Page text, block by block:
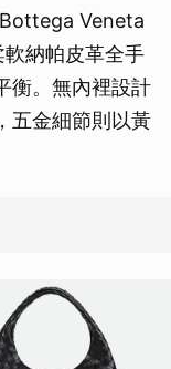
Veneta
納帕皮革全手
衡。無內裡設計
五金細節則以黃